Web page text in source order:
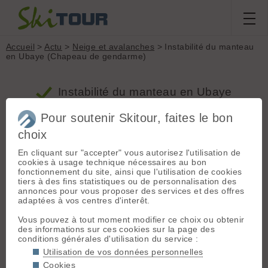
Accueil > Actu > Neige et avalanches > Instabilité du manteau
en Ubaye (Chapeau de gendarme)
Instabilité du manteau en Ubaye
avalanches
4 votes
Instabilité du manteau en Ubaye (Chapeau
de gendarme)
Proposé par genepy04 le 25.11.25 à 18:40 ::
c.ledauphine.com :: 909 vus ::
0 commentaires :: Neige
et avalanches
Instabilité du manteau en Ubaye (Chapeau de
gendarme) »
Pour soutenir Skitour, faites le bon
choix
En cliquant sur "accepter" vous autorisez l'utilisation de
cookies à usage technique nécessaires au bon
fonctionnement du site, ainsi que l'utilisation de cookies
tiers à des fins statistiques ou de personnalisation des
annonces pour vous proposer des services et des offres
adaptées à vos centres d'interêt.
Vous pouvez à tout moment modifier ce choix ou obtenir
des informations sur ces cookies sur la page des
conditions générales d'utilisation du service :
Utilisation de vos données personnelles
Cookies